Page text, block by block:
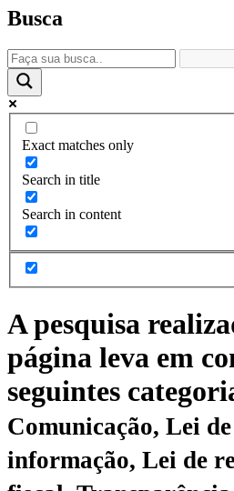
Busca
Exact matches only
Search in title
Search in content
A pesquisa
página leva em
seguintes
Comunicação, Lei de
informação, Lei de